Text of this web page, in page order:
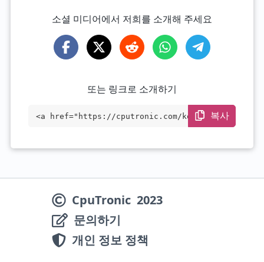
소셜 미디어에서 저희를 소개해 주세요
또는 링크로 소개하기
<a href="https://cputronic.com/ko/cpu/in
복사
CpuTronic 2023
문의하기
개인 정보 정책